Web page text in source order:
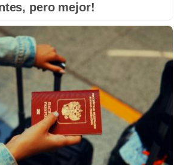
pero mejor!